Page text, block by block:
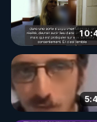
🌱 INSTAGRAM
https://
http://rgnr.li/
🌱 LA
Pour ne pas